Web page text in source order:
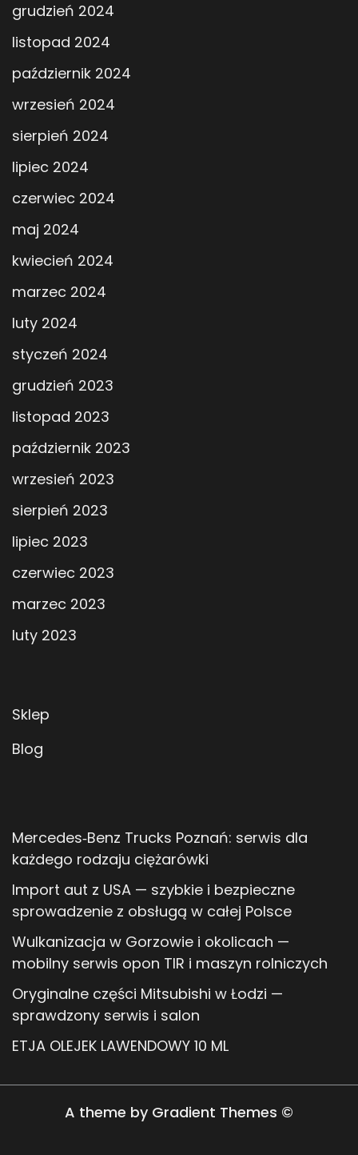
grudzień 2024
listopad 2024
październik 2024
wrzesień 2024
sierpień 2024
lipiec 2024
czerwiec 2024
maj 2024
kwiecień 2024
marzec 2024
luty 2024
styczeń 2024
grudzień 2023
listopad 2023
październik 2023
wrzesień 2023
sierpień 2023
lipiec 2023
czerwiec 2023
marzec 2023
luty 2023
Sklep
Blog
Mercedes‑Benz Trucks Poznań: serwis dla
każdego rodzaju ciężarówki
Import aut z USA — szybkie i bezpieczne
sprowadzenie z obsługą w całej Polsce
Wulkanizacja w Gorzowie i okolicach —
mobilny serwis opon TIR i maszyn rolniczych
Oryginalne części Mitsubishi w Łodzi —
sprawdzony serwis i salon
ETJA OLEJEK LAWENDOWY 10 ML
A theme by Gradient Themes ©